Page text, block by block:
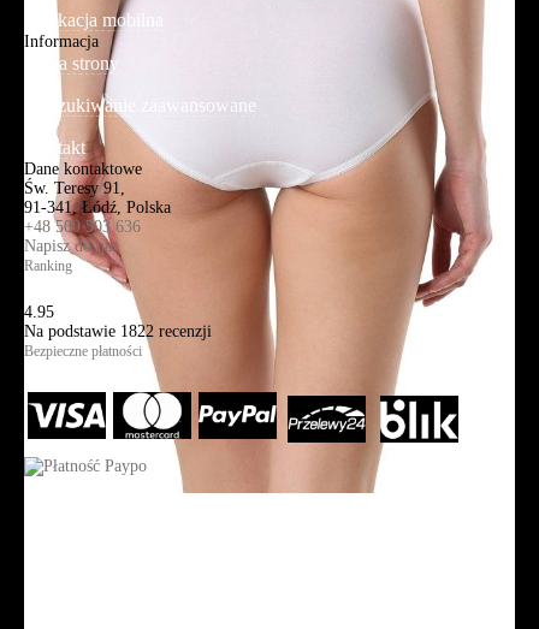
Aplikacja mobilna
Informacja
Mapa strony
Wyszukiwanie zaawansowane
Kontakt
Dane kontaktowe
Św. Teresy 91,
91-341, Łódź, Polska
+48 500 503 636
Napisz do nas
Ranking
4.95
Na podstawie 1822 recenzji
Bezpieczne płatności